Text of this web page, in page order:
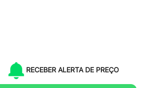
RECEBER ALERTA DE PREÇO